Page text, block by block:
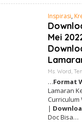
Inspirasi,
Mei
Ms. Word
…Format
Lamaran
Curriculum
|
Doc Bisa…